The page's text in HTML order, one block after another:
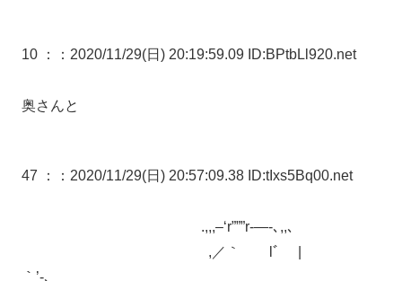
10 ： ：2020/11/29(日) 20:19:59.09 ID:BPtbLl920.net
奥さんと
47 ： ：2020/11/29(日) 20:57:09.38 ID:tIxs5Bq00.net
.,,,–‘r”””r‐―-､,,、
,／｀ lﾞ |
｀’-、